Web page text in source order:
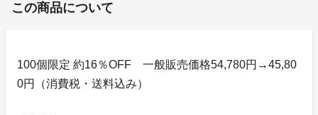
この商品について
100個限定 約16％OFF 一般販売価格54,780円→45,80
0円（消費税・送料込み）